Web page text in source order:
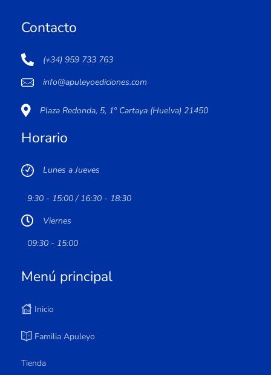
Contacto
(+34) 959 733 763
info@apuleyoediciones.com
Plaza Redonda, 5, 1º Cartaya (Huelva) 21450
Horario
Lunes a Jueves
9:30 - 15:00 / 16:30 - 18:30
Viernes
09:30 - 15:00
Menú principal
Inicio
Familia Apuleyo
Tienda